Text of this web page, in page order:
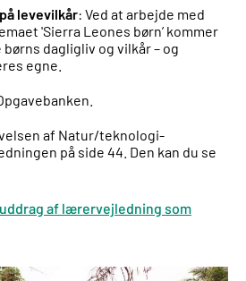
levevilkår: Ved at arbejde med
'Sierra Leones børn’ kommer
dagligliv og vilkår – og
egne.
af Natur/teknologi-
på side 44. Den kan du se
af lærervejledning som